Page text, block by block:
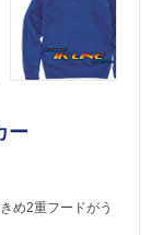
ー
め2重フードがう